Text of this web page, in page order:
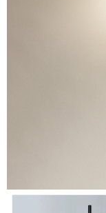
恩沛科技股份有限公司